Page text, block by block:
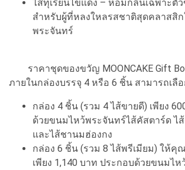
ไส้ทุเรียนไข่แดง – หอมกลิ่นเฉพาะตั
สำหรับผู้ที่หลงใหลรสชาติสุดคลาสสิก
พระจันทร์
ราคาชุดของขวัญ MOONCAKE Gift
ภายในกล่องบรรจุ 4 หรือ 6 ชิ้น สามารถเลือ
กล่อง 4 ชิ้น (รวม 4 ไส้ขายดี) เพียง
ด้วยขนมไหว้พระจันทร์ไส้คัสตาร์ด ไ
และไส้ชานมฮ่องกง
กล่อง 6 ชิ้น (รวม 8 ไส้พรีเมียม) ให้คุ
เพียง 1,140 บาท ประกอบด้วยขนมไ